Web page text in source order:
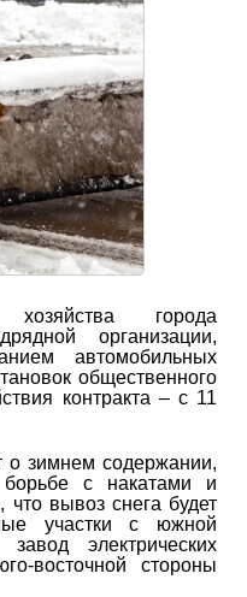
хозяйства города
организации,
автомобильных
общественного
контракта – с 11
о зимнем содержании,
с накатами и
что вывоз снега будет
участки с южной
электрических
восточной стороны